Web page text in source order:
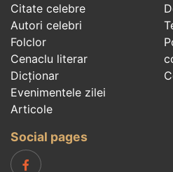
Citate celebre
Autori celebri
Folclor
Cenaclu literar
Dicționar
Evenimentele zilei
Articole
Social pages